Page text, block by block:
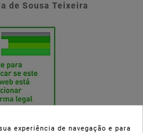
de Sousa Teixeira
experiência de navegação e para